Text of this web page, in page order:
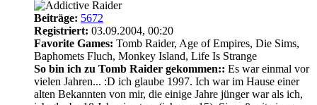
Beiträge: 5672
Registriert: 03.09.2004, 00:20
Favorite Games: Tomb Raider, Age of Empires, Die Sims,
Baphomets Fluch, Monkey Island, Life Is Strange
So bin ich zu Tomb Raider gekommen:: Es war einmal vor
vielen Jahren... :D ich glaube 1997. Ich war im Hause einer
alten Bekannten von mir, die einige Jahre jünger war als ich,